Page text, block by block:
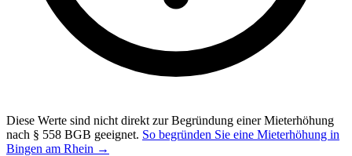
Diese Werte sind nicht direkt zur Begründung einer Mieterhöhung
nach § 558 BGB geeignet. So begründen Sie eine Mieterhöhung in
Bingen am Rhein →